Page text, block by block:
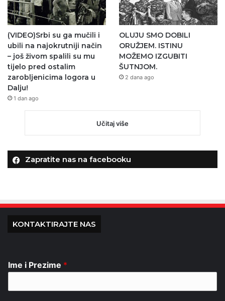
(VIDEO)Srbi su ga mučili i
ubili na najokrutniji način
– još živom spalili su mu
tijelo pred ostalim
zarobljenicima logora u
Dalju!
1 dan ago
OLUJU SMO DOBILI
ORUŽJEM. ISTINU
MOŽEMO IZGUBITI
ŠUTNJOM.
2 dana ago
Učitaj više
Zapratite nas na facebooku
KONTAKTIRAJTE NAS
Ime i Prezime *